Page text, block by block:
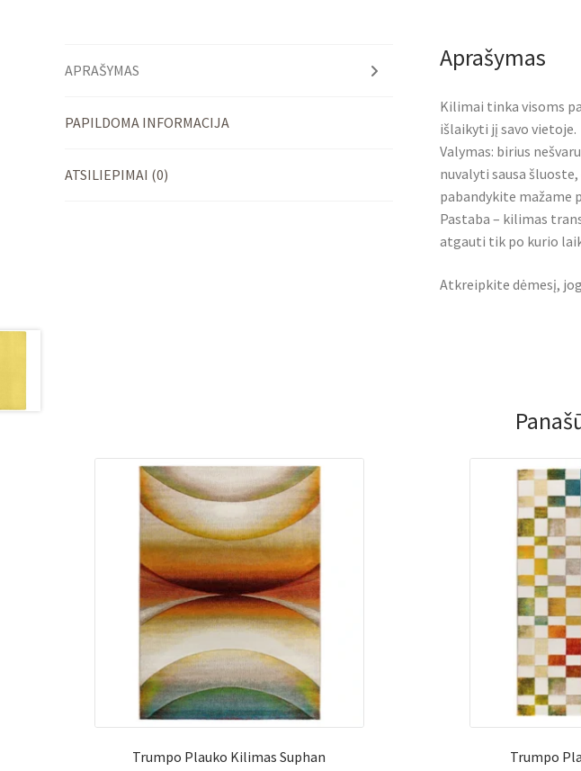
APRAŠYMAS
PAPILDOMA INFORMACIJA
ATSILIEPIMAI (0)
Aprašymas
Kilimai tinka visoms
išlaikyti jį savo vietoje.
Valymas: birius
nuvalyti sausa
pabandykite mažame
Pastaba – kilimas
atgauti tik po kurio
Atkreipkite dėmesį,
Trumpo Plauko Kilimas Suphan Trumpo